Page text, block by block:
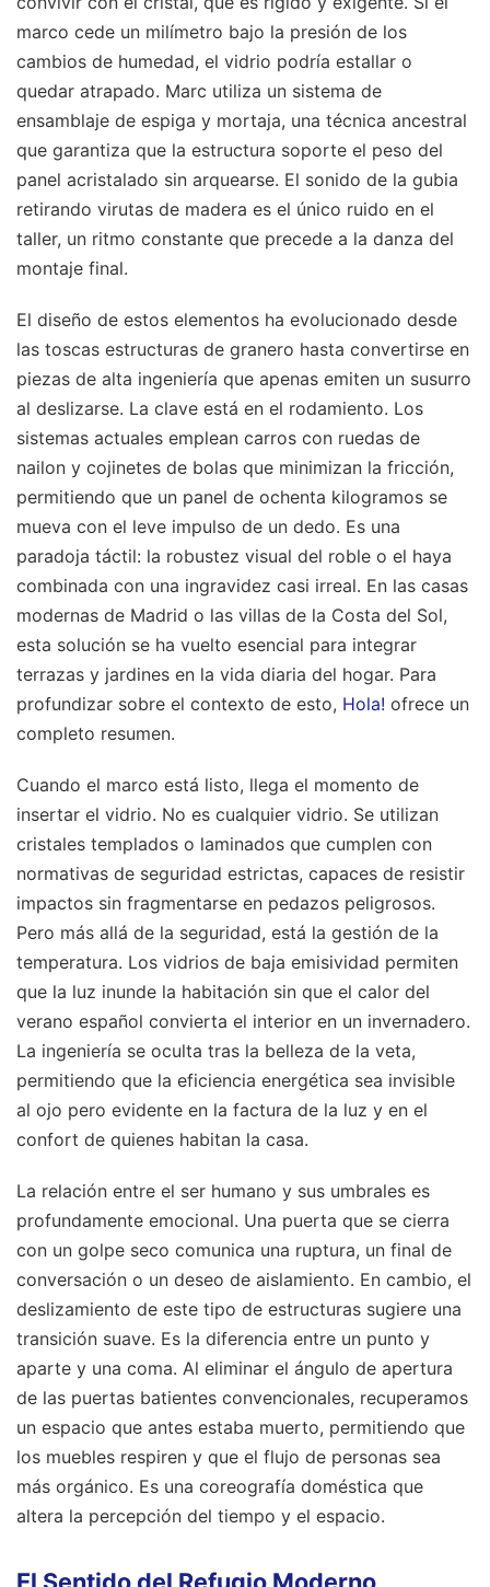
marco cede un milímetro bajo la presión de los
cambios de humedad, el vidrio podría estallar o
quedar atrapado. Marc utiliza un sistema de
ensamblaje de espiga y mortaja, una técnica ancestral
que garantiza que la estructura soporte el peso del
panel acristalado sin arquearse. El sonido de la gubia
retirando virutas de madera es el único ruido en el
taller, un ritmo constante que precede a la danza del
montaje final.
El diseño de estos elementos ha evolucionado desde
las toscas estructuras de granero hasta convertirse en
piezas de alta ingeniería que apenas emiten un susurro
al deslizarse. La clave está en el rodamiento. Los
sistemas actuales emplean carros con ruedas de
nailon y cojinetes de bolas que minimizan la fricción,
permitiendo que un panel de ochenta kilogramos se
mueva con el leve impulso de un dedo. Es una
paradoja táctil: la robustez visual del roble o el haya
combinada con una ingravidez casi irreal. En las casas
modernas de Madrid o las villas de la Costa del Sol,
esta solución se ha vuelto esencial para integrar
terrazas y jardines en la vida diaria del hogar. Para
profundizar sobre el contexto de esto, Hola! ofrece un
completo resumen.
Cuando el marco está listo, llega el momento de
insertar el vidrio. No es cualquier vidrio. Se utilizan
cristales templados o laminados que cumplen con
normativas de seguridad estrictas, capaces de resistir
impactos sin fragmentarse en pedazos peligrosos.
Pero más allá de la seguridad, está la gestión de la
temperatura. Los vidrios de baja emisividad permiten
que la luz inunde la habitación sin que el calor del
verano español convierta el interior en un invernadero.
La ingeniería se oculta tras la belleza de la veta,
permitiendo que la eficiencia energética sea invisible
al ojo pero evidente en la factura de la luz y en el
confort de quienes habitan la casa.
La relación entre el ser humano y sus umbrales es
profundamente emocional. Una puerta que se cierra
con un golpe seco comunica una ruptura, un final de
conversación o un deseo de aislamiento. En cambio, el
deslizamiento de este tipo de estructuras sugiere una
transición suave. Es la diferencia entre un punto y
aparte y una coma. Al eliminar el ángulo de apertura
de las puertas batientes convencionales, recuperamos
un espacio que antes estaba muerto, permitiendo que
los muebles respiren y que el flujo de personas sea
más orgánico. Es una coreografía doméstica que
altera la percepción del tiempo y el espacio.
El Sentido del Refugio Moderno